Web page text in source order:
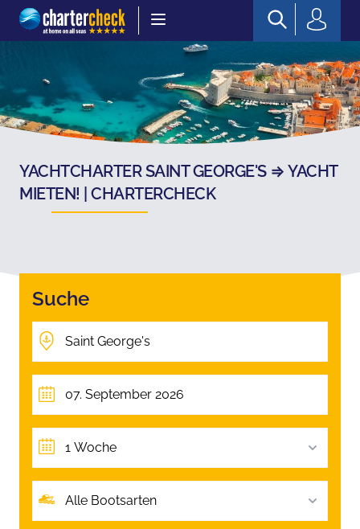
Chartercheck
YACHTCHARTER SAINT GEORGE'S ⇒ YACHT
MIETEN! | CHARTERCHECK
Suche
1 Woche
Alle Bootsarten